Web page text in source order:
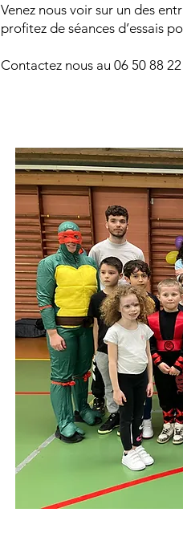
Venez nous voir sur un des
profitez de séances d’essais
Contactez nous au 06 50 88